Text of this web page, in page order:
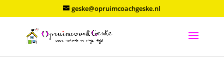
geske@opruimcoachgeske.nl